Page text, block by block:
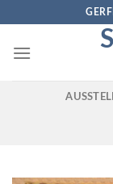
content